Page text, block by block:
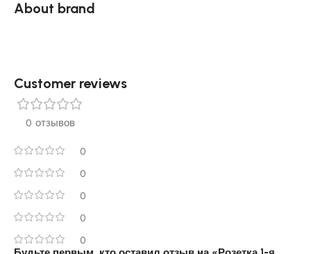
About brand
Customer reviews​
0 отзывов
0
0
0
0
0